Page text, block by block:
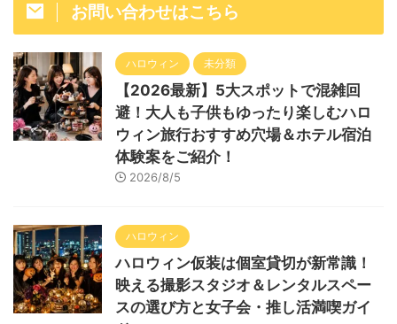
お問い合わせはこちら
ハロウィン 未分類
【2026最新】5大スポットで混雑回
避！大人も子供もゆったり楽しむハロ
ウィン旅行おすすめ穴場＆ホテル宿泊
体験案をご紹介！
2026/8/5
ハロウィン
ハロウィン仮装は個室貸切が新常識！
映える撮影スタジオ＆レンタルスペー
スの選び方と女子会・推し活満喫ガイ